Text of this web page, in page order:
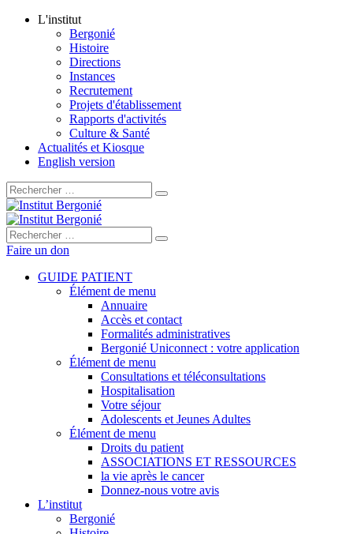
L'institut
Bergonié
Histoire
Directions
Instances
Recrutement
Projets d'établissement
Rapports d'activités
Culture & Santé
Actualités et Kiosque
English version
Rechercher :
Rechercher :
Faire un don
GUIDE PATIENT
Élément de menu
Annuaire
Accès et contact
Formalités administratives
Bergonié Uniconnect : votre application
Élément de menu
Consultations et téléconsultations
Hospitalisation
Votre séjour
Adolescents et Jeunes Adultes
Élément de menu
Droits du patient
ASSOCIATIONS ET RESSOURCES
la vie après le cancer
Donnez-nous votre avis
L’institut
Bergonié